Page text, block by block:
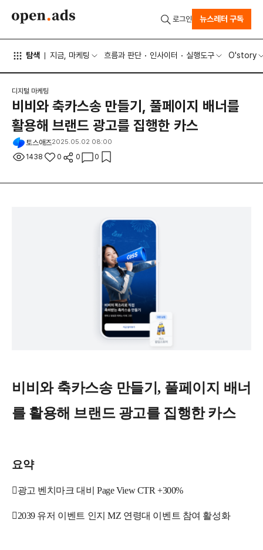
탐색 지금, 마케팅 흐름과 판단 인사이터 실행도구 O'story
로그인 뉴스레터 구독
디지털 마케팅
비비와 축카스송 만들기, 풀페이지 배너를
활용해 브랜드 광고를 집행한 카스
토스애즈2025.05.02 08:00
1438 0 0 0
비비와 축카스송 만들기, 풀페이지 배너
를 활용해 브랜드 광고를 집행한 카스
요약
광고 벤치마크 대비 Page View CTR +300%
2039 유저 이벤트 인지 MZ 연령대 이벤트 참여 활성화